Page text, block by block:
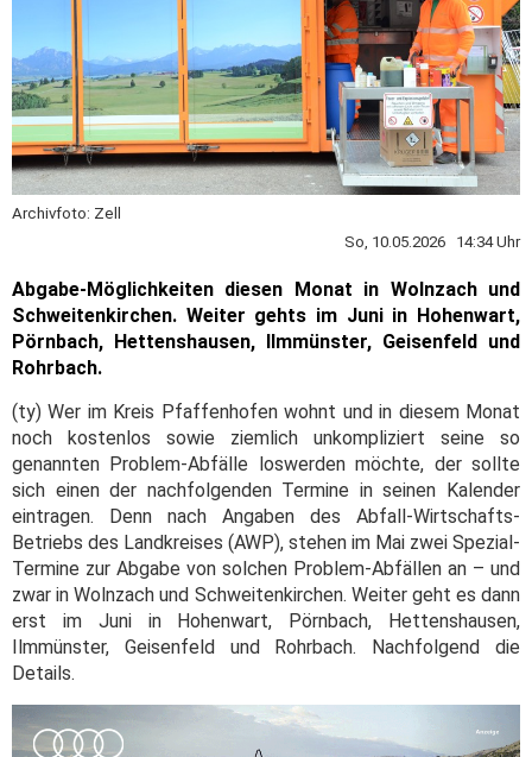
Archivfoto: Zell
So, 10.05.2026 14:34 Uhr
Abgabe-Möglichkeiten diesen Monat in Wolnzach und
Schweitenkirchen. Weiter gehts im Juni in Hohenwart,
Pörnbach, Hettenshausen, Ilmmünster, Geisenfeld und
Rohrbach.
(ty) Wer im Kreis Pfaffenhofen wohnt und in diesem Monat
noch kostenlos sowie ziemlich unkompliziert seine so
genannten Problem-Abfälle loswerden möchte, der sollte
sich einen der nachfolgenden Termine in seinen Kalender
eintragen. Denn nach Angaben des Abfall-Wirtschafts-
Betriebs des Landkreises (AWP), stehen im Mai zwei Spezial-
Termine zur Abgabe von solchen Problem-Abfällen an – und
zwar in Wolnzach und Schweitenkirchen. Weiter geht es dann
erst im Juni in Hohenwart, Pörnbach, Hettenshausen,
Ilmmünster, Geisenfeld und Rohrbach. Nachfolgend die
Details.